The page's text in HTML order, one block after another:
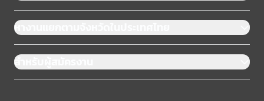
หางานแยกตามจังหวัดในประเทศไทย
สำหรับผู้สมัครงาน